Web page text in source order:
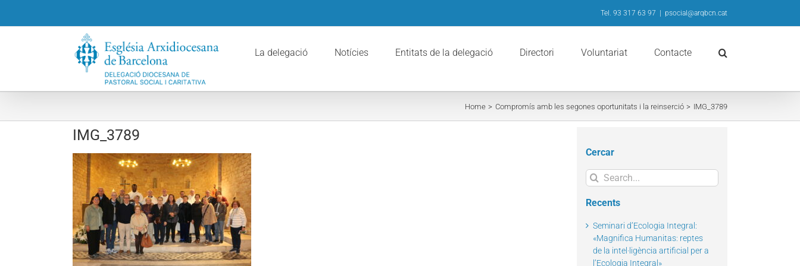
Tel. 93 317 63 97 psocial@arqbcn.cat
La delegació Notícies Entitats de la delegació Directori Voluntariat Contacte
Home Compromís amb les segones oportunitats i la reinserció IMG_3789
IMG_3789
Cercar
Search
for:
Recents
Seminari d’Ecologia Integral:
«Magnifica Humanitas: reptes
de la intel·ligència artificial per a
l’Ecologia Integral»